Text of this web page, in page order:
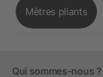
Mètres pliants
Qui sommes-nous ?